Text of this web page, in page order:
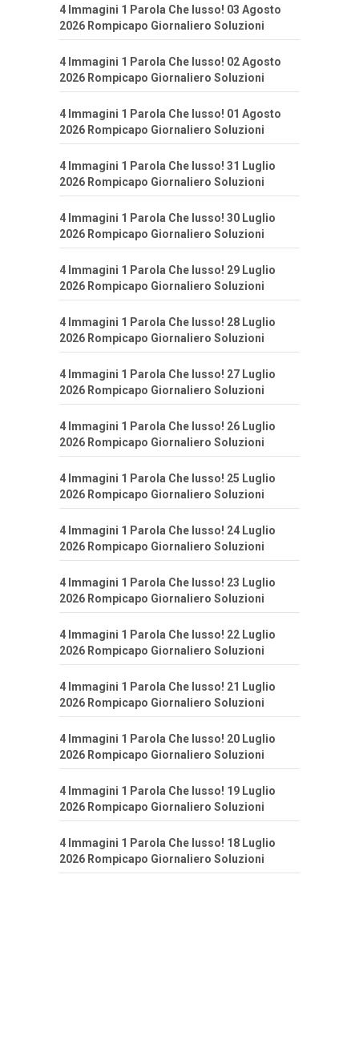
4 Immagini 1 Parola Che lusso! 03 Agosto
2026 Rompicapo Giornaliero Soluzioni
4 Immagini 1 Parola Che lusso! 02 Agosto
2026 Rompicapo Giornaliero Soluzioni
4 Immagini 1 Parola Che lusso! 01 Agosto
2026 Rompicapo Giornaliero Soluzioni
4 Immagini 1 Parola Che lusso! 31 Luglio
2026 Rompicapo Giornaliero Soluzioni
4 Immagini 1 Parola Che lusso! 30 Luglio
2026 Rompicapo Giornaliero Soluzioni
4 Immagini 1 Parola Che lusso! 29 Luglio
2026 Rompicapo Giornaliero Soluzioni
4 Immagini 1 Parola Che lusso! 28 Luglio
2026 Rompicapo Giornaliero Soluzioni
4 Immagini 1 Parola Che lusso! 27 Luglio
2026 Rompicapo Giornaliero Soluzioni
4 Immagini 1 Parola Che lusso! 26 Luglio
2026 Rompicapo Giornaliero Soluzioni
4 Immagini 1 Parola Che lusso! 25 Luglio
2026 Rompicapo Giornaliero Soluzioni
4 Immagini 1 Parola Che lusso! 24 Luglio
2026 Rompicapo Giornaliero Soluzioni
4 Immagini 1 Parola Che lusso! 23 Luglio
2026 Rompicapo Giornaliero Soluzioni
4 Immagini 1 Parola Che lusso! 22 Luglio
2026 Rompicapo Giornaliero Soluzioni
4 Immagini 1 Parola Che lusso! 21 Luglio
2026 Rompicapo Giornaliero Soluzioni
4 Immagini 1 Parola Che lusso! 20 Luglio
2026 Rompicapo Giornaliero Soluzioni
4 Immagini 1 Parola Che lusso! 19 Luglio
2026 Rompicapo Giornaliero Soluzioni
4 Immagini 1 Parola Che lusso! 18 Luglio
2026 Rompicapo Giornaliero Soluzioni